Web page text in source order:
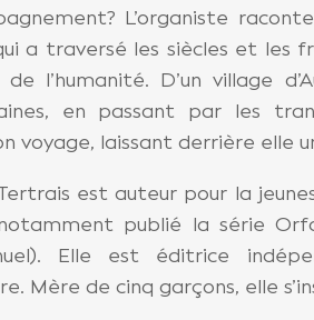
L’organiste
a traversé les siècles et les
de l’humanité. D’un village
en passant par les
voyage, laissant derrière elle
est auteur pour la
publié la série
Elle est éditrice
Mère de cinq garçons, elle